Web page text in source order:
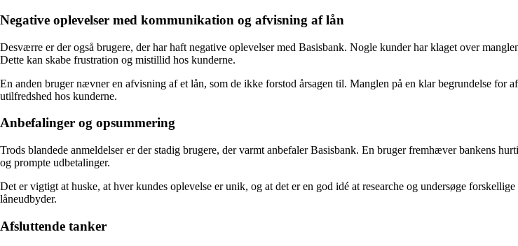
Negative oplevelser med kommunikation og afvisning af lån
Desværre er der også brugere, der har haft negative oplevelser med Basisbank. Nogle kunder har klaget over
Dette kan skabe frustration og mistillid hos kunderne.
En anden bruger nævner en afvisning af et lån, som de ikke forstod årsagen til. Manglen på en klar begrundelse
utilfredshed hos kunderne.
Anbefalinger og opsummering
Trods blandede anmeldelser er der stadig brugere, der varmt anbefaler Basisbank. En bruger fremhæver bankens
og prompte udbetalinger.
Det er vigtigt at huske, at hver kundes oplevelse er unik, og at det er en god idé at researche og undersøge
låneudbyder.
Afsluttende tanker